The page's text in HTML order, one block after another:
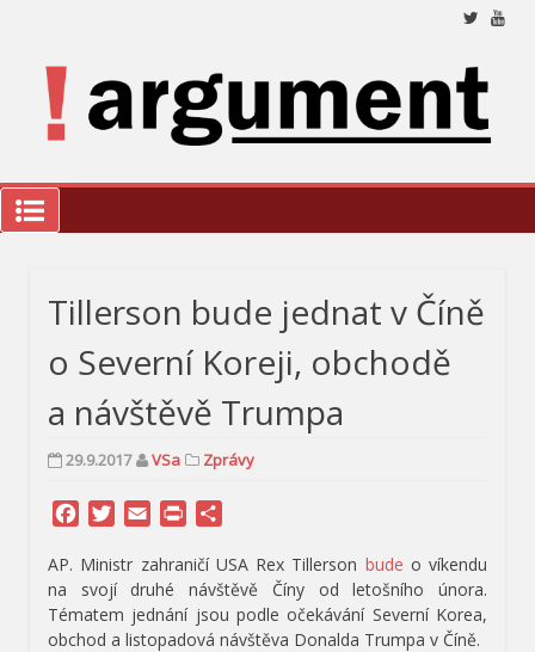
obsah
!Argument
Tillerson bude jednat v Číně
o Severní Koreji, obchodě
a návštěvě Trumpa
29.9.2017 VSa Zprávy
Facebook
Twitter
Email Print
AP. Ministr zahraničí USA Rex Tillerson bude o víkendu
na svojí druhé návštěvě Číny od letošního února.
Tématem jednání jsou podle očekávání Severní Korea,
obchod a listopadová návštěva Donalda Trumpa v Číně.